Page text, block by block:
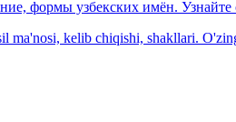
формы узбекских имён.
ma'nosi, kelib chiqishi, shakllari.